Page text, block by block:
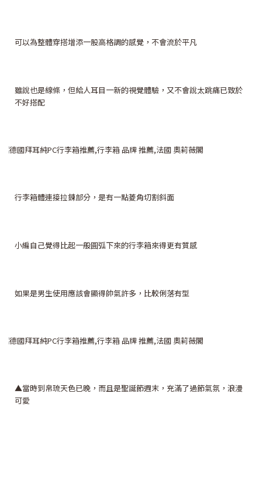
可以為整體穿搭增添一股高格調的感覺，不會流於平凡
雖說也是線條，但給人耳目一新的視覺體驗，又不會說太跳痛已致於
不好搭配
行李箱體連接拉鍊部分，是有一點菱角切割斜面
小編自己覺得比起一般圓弧下來的行李箱來得更有質感
如果是男生使用應該會顯得帥氣許多，比較俐落有型
▲當時到帛琉天色已晚，而且是聖誕節週末，充滿了過節氣氛，浪漫
可愛